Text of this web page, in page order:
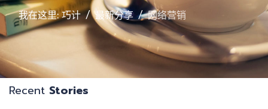
我在这里:巧计 最新分享 网络营销
Recent Stories